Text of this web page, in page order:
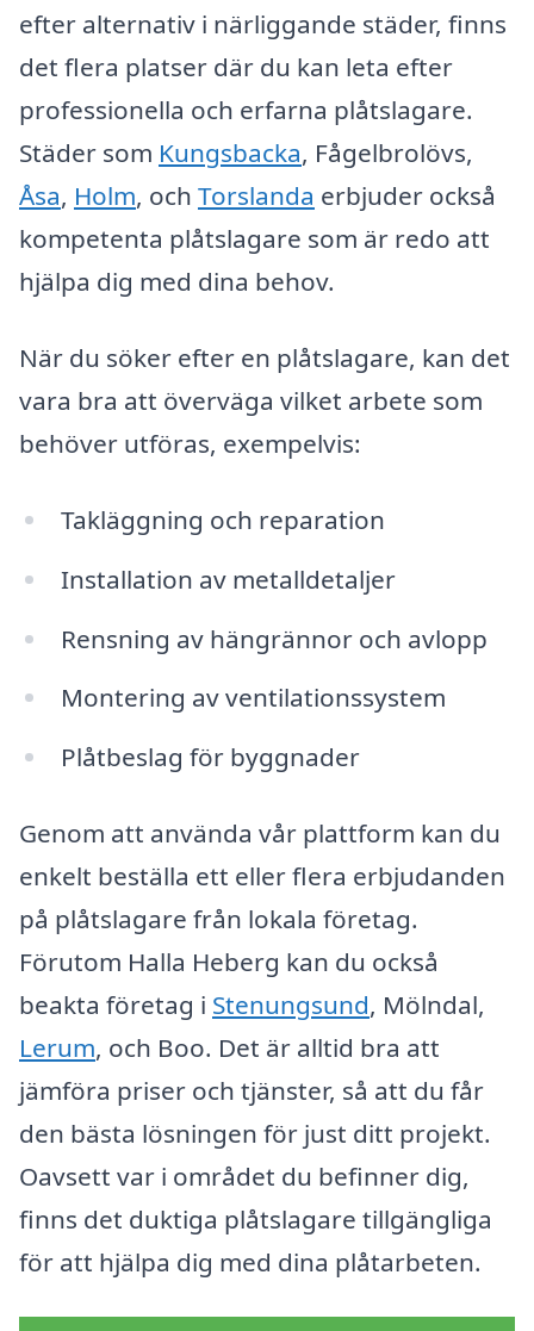
efter alternativ i närliggande städer, finns
det flera platser där du kan leta efter
professionella och erfarna plåtslagare.
Städer som Kungsbacka, Fågelbrolövs,
Åsa, Holm, och Torslanda erbjuder också
kompetenta plåtslagare som är redo att
hjälpa dig med dina behov.
När du söker efter en plåtslagare, kan det
vara bra att överväga vilket arbete som
behöver utföras, exempelvis:
Takläggning och reparation
Installation av metalldetaljer
Rensning av hängrännor och avlopp
Montering av ventilationssystem
Plåtbeslag för byggnader
Genom att använda vår plattform kan du
enkelt beställa ett eller flera erbjudanden
på plåtslagare från lokala företag.
Förutom Halla Heberg kan du också
beakta företag i Stenungsund, Mölndal,
Lerum, och Boo. Det är alltid bra att
jämföra priser och tjänster, så att du får
den bästa lösningen för just ditt projekt.
Oavsett var i området du befinner dig,
finns det duktiga plåtslagare tillgängliga
för att hjälpa dig med dina plåtarbeten.